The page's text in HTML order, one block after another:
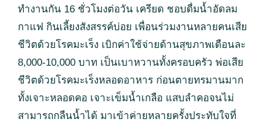
ทำงานกัน 16 ชั่วโมงต่อวัน เครียด ชอบดื่มน้ำอัดลม
กาแฟ กินเลี้ยงสังสรรค์บ่อย เพื่อนร่วมงานหลายคนเสีย
ชีวิตด้วยโรคมะเร็ง เบิกค่าใช้จ่ายด้านสุขภาพเดือนละ
8,000-10,000 บาท เป็นเบาหวานทั้งครอบครัว พ่อเสีย
ชีวิตด้วยโรคมะเร็งหลอดอาหาร ก่อนตายทรมานมาก
ทั้งเจาะหลอดคอ เจาะเข็มน้ำเกลือ แสบลำคอจนไม่
สามารถกลืนน้ำได้ มาเข้าค่ายหลายครั้งประทับใจที่